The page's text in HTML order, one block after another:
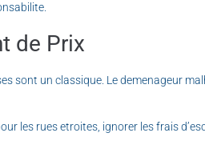
de Prix
sont un classique. Le demenageur
les rues etroites, ignorer les frais